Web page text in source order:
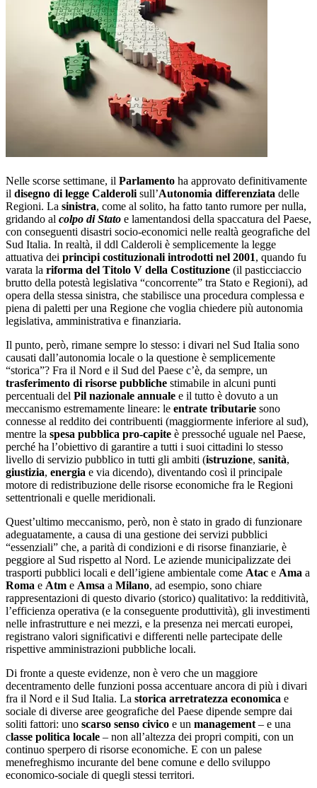
Nelle scorse settimane, il Parlamento ha approvato definitivamente
il disegno di legge Calderoli sull’Autonomia differenziata delle
Regioni. La sinistra, come al solito, ha fatto tanto rumore per nulla,
gridando al colpo di Stato e lamentandosi della spaccatura del Paese,
con conseguenti disastri socio-economici nelle realtà geografiche del
Sud Italia. In realtà, il ddl Calderoli è semplicemente la legge
attuativa dei princìpi costituzionali introdotti nel 2001, quando fu
varata la riforma del Titolo V della Costituzione (il pasticciaccio
brutto della potestà legislativa “concorrente” tra Stato e Regioni), ad
opera della stessa sinistra, che stabilisce una procedura complessa e
piena di paletti per una Regione che voglia chiedere più autonomia
legislativa, amministrativa e finanziaria.
Il punto, però, rimane sempre lo stesso: i divari nel Sud Italia sono
causati dall’autonomia locale o la questione è semplicemente
“storica”? Fra il Nord e il Sud del Paese c’è, da sempre, un
trasferimento di risorse pubbliche stimabile in alcuni punti
percentuali del Pil nazionale annuale e il tutto è dovuto a un
meccanismo estremamente lineare: le entrate tributarie sono
connesse al reddito dei contribuenti (maggiormente inferiore al sud),
mentre la spesa pubblica pro-capite è pressoché uguale nel Paese,
perché ha l’obiettivo di garantire a tutti i suoi cittadini lo stesso
livello di servizio pubblico in tutti gli ambiti (istruzione, sanità,
giustizia, energia e via dicendo), diventando così il principale
motore di redistribuzione delle risorse economiche fra le Regioni
settentrionali e quelle meridionali.
Quest’ultimo meccanismo, però, non è stato in grado di funzionare
adeguatamente, a causa di una gestione dei servizi pubblici
“essenziali” che, a parità di condizioni e di risorse finanziarie, è
peggiore al Sud rispetto al Nord. Le aziende municipalizzate dei
trasporti pubblici locali e dell’igiene ambientale come Atac e Ama a
Roma e Atm e Amsa a Milano, ad esempio, sono chiare
rappresentazioni di questo divario (storico) qualitativo: la redditività,
l’efficienza operativa (e la conseguente produttività), gli investimenti
nelle infrastrutture e nei mezzi, e la presenza nei mercati europei,
registrano valori significativi e differenti nelle partecipate delle
rispettive amministrazioni pubbliche locali.
Di fronte a queste evidenze, non è vero che un maggiore
decentramento delle funzioni possa accentuare ancora di più i divari
fra il Nord e il Sud Italia. La storica arretratezza economica e
sociale di diverse aree geografiche del Paese dipende sempre dai
soliti fattori: uno scarso senso civico e un management – e una
classe politica locale – non all’altezza dei propri compiti, con un
continuo sperpero di risorse economiche. E con un palese
menefreghismo incurante del bene comune e dello sviluppo
economico-sociale di quegli stessi territori.